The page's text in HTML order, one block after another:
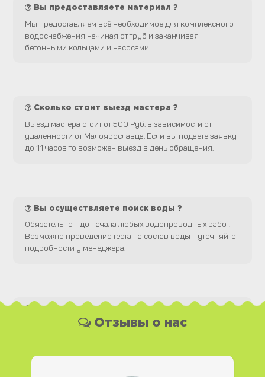
Вы предоставляете материал ?
Мы предоставляем всё необходимое для комплексного
водоснабжения начиная от труб и заканчивая
бетонными кольцами и насосами.
Сколько стоит выезд мастера ?
Выезд мастера стоит от 500 Руб. в зависимости от
удаленности от Малоярославца. Если вы подаете заявку
до 11 часов то возможен выезд в день обращения.
Вы осуществляете поиск воды ?
Обязательно - до начала любых водопроводных работ.
Возможно проведение теста на состав воды - уточняйте
подробности у менеджера.
Какая у Вас форма оплаты ?
Вы можете оплатить наши услуги и необходимые
работаем с юридическими лицами.
Отзывы о нас